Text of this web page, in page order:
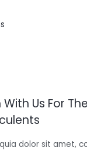
Us For
dolor sit amet,